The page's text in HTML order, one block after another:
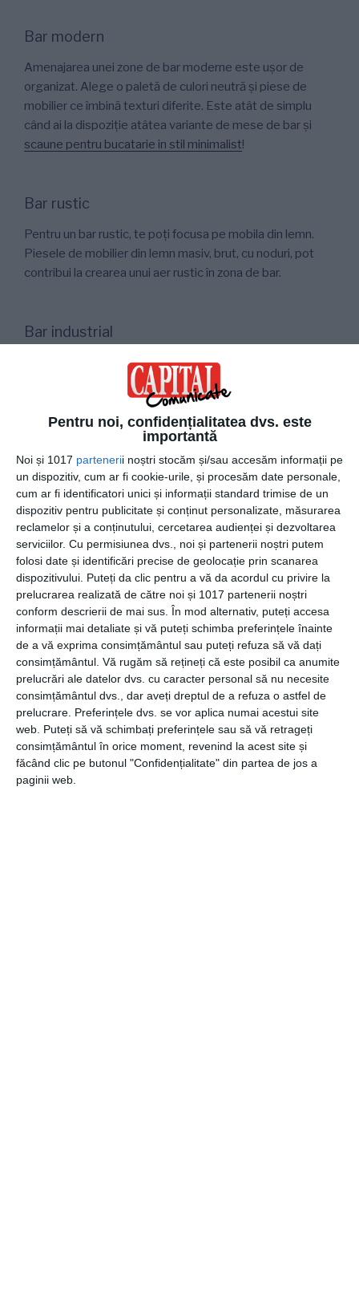
Pentru noi, confidențialitatea dvs. este
importantă
Noi și 1017 partenerii noștri stocăm și/sau accesăm informații pe
un dispozitiv, cum ar fi cookie-urile, și procesăm date personale,
cum ar fi identificatori unici și informații standard trimise de un
dispozitiv pentru publicitate și conținut personalizate, măsurarea
reclamelor și a conținutului, cercetarea audienței și dezvoltarea
serviciilor. Cu permisiunea dvs., noi și partenerii noștri putem
folosi date și identificări precise de geolocație prin scanarea
dispozitivului. Puteți da clic pentru a vă da acordul cu privire la
prelucrarea realizată de către noi și 1017 partenerii noștri
conform descrierii de mai sus. În mod alternativ, puteți accesa
informații mai detaliate și vă puteți schimba preferințele înainte
de a vă exprima consimțământul sau puteți refuza să vă dați
consimțământul. Vă rugăm să rețineți că este posibil ca anumite
prelucrări ale datelor dvs. cu caracter personal să nu necesite
consimțământul dvs., dar aveți dreptul de a refuza o astfel de
prelucrare. Preferințele dvs. se vor aplica numai acestui site
web. Puteți să vă schimbați preferințele sau să vă retrageți
consimțământul în orice moment, revenind la acest site și
făcând clic pe butonul "Confidențialitate" din partea de jos a
paginii web.
Bar modern
Amenajarea unei zone de bar moderne este ușor de
organizat. Alege o paletă de culori neutră și piese de
mobilier ce îmbină texturi diferite. Este atât de simplu
când ai la dispoziție atâtea variante de mese de bar și
scaune pentru bucatarie in stil minimalist!
Bar rustic
Pentru un bar rustic, te poți focusa pe mobila din lemn.
Piesele de mobilier din lemn masiv, brut, cu noduri, pot
contribui la crearea unui aer rustic în zona de bar.
Bar industrial
Dacă locuința ta este amenajată în stil industrial, un bar
industrial este alegerea ideală pentru tine. Optează
pentru pereți din cărămidă, elemente nefinisate și țevi
metalice, ieșite în relief.
Integrează corpuri de iluminat în zona de
bar
Lumina este importantă în amenajarea zonei de bar, așa
că este bine să integrezi în acest spațiu atât o lumină
puternică, cât și una intimă, ce îndeamnă la relaxare.
Spoturile, aplicele și lustrele pendante sunt alegeri
inspirate pentru barul tău de acasă.
Personalizează barul cu accesorii
Accesoriile sunt de nelipsit din orice bar. Așadar, asigură-
te că dotezi rafturile barului tău cu pahare diferite, atât
pentru apă, cât și pentru vin alb, vin roșu, lichior, whisky,
șampanie sau cocktailuri. De asemenea, un shaker și un
tirbușon ar trebui să fie și ele adăugate în sertarele